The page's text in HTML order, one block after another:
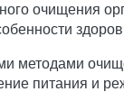
очищения
методами
питания и